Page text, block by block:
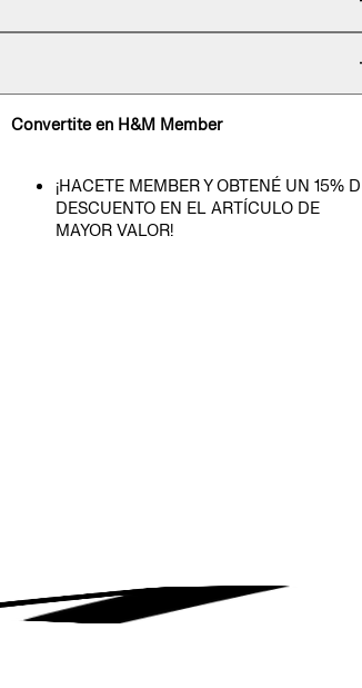
Convertite en H&M Member
¡HACETE MEMBER Y OBTENÉ UN 15%
DESCUENTO EN EL ARTÍCULO DE
MAYOR VALOR!